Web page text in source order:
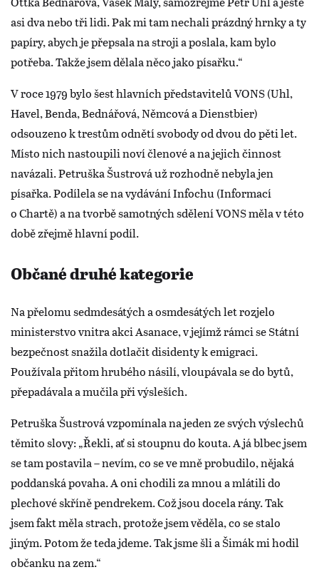
asi dva nebo tři lidi. Pak mi tam nechali prázdný hrnky a ty
papíry, abych je přepsala na stroji a poslala, kam bylo
potřeba. Takže jsem dělala něco jako písařku.“
V roce 1979 bylo šest hlavních představitelů VONS (Uhl,
Havel, Benda, Bednářová, Němcová a Dienstbier)
odsouzeno k trestům odnětí svobody od dvou do pěti let.
Místo nich nastoupili noví členové a na jejich činnost
navázali. Petruška Šustrová už rozhodně nebyla jen
písařka. Podílela se na vydávání Infochu (Informací
o Chartě) a na tvorbě samotných sdělení VONS měla v této
době zřejmě hlavní podíl.
Občané druhé kategorie
Na přelomu sedmdesátých a osmdesátých let rozjelo
ministerstvo vnitra akci Asanace, v jejímž rámci se Státní
bezpečnost snažila dotlačit disidenty k emigraci.
Používala přitom hrubého násilí, vloupávala se do bytů,
přepadávala a mučila při výsleších.
Petruška Šustrová vzpomínala na jeden ze svých výslechů
těmito slovy: „Řekli, ať si stoupnu do kouta. A já blbec jsem
se tam postavila – nevím, co se ve mně probudilo, nějaká
poddanská povaha. A oni chodili za mnou a mlátili do
plechové skříně pendrekem. Což jsou docela rány. Tak
jsem fakt měla strach, protože jsem věděla, co se stalo
jiným. Potom že teda jdeme. Tak jsme šli a Šimák mi hodil
občanku na zem.“